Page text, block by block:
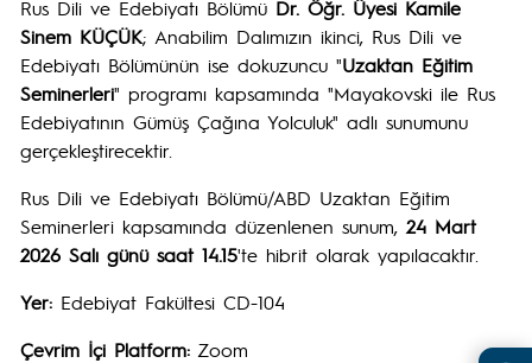
Rus Dili ve Edebiyatı Bölümü Dr. Öğr. Üyesi Kamile
Sinem KÜÇÜK; Anabilim Dalımızın ikinci, Rus Dili ve
Edebiyatı Bölümünün ise dokuzuncu "Uzaktan Eğitim
Seminerleri" programı kapsamında "Mayakovski ile Rus
Edebiyatının Gümüş Çağına Yolculuk" adlı sunumunu
gerçekleştirecektir.
Rus Dili ve Edebiyatı Bölümü/ABD Uzaktan Eğitim
Seminerleri kapsamında düzenlenen sunum, 24 Mart
2026 Salı günü saat 14.15'te hibrit olarak yapılacaktır.
Yer: Edebiyat Fakültesi CD-104
Çevrim İçi Platform: Zoom